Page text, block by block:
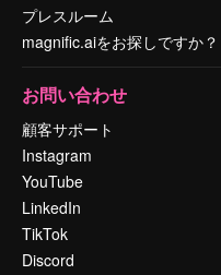
プレスルーム
magnific.aiをお探しですか？
お問い合わせ
顧客サポート
Instagram
YouTube
LinkedIn
TikTok
Discord